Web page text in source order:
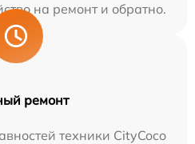
на ремонт и обратно.
ремонт
техники CityCoco